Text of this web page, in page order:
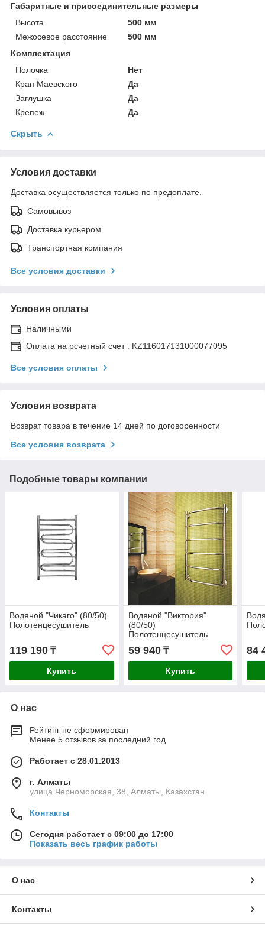
Габаритные и присоединительные размеры
Высота
500 мм
Межосевое расстояние
500 мм
Комплектация
Полочка
Нет
Кран Маевского
Да
Заглушка
Да
Крепеж
Да
Скрыть
Условия доставки
Доставка осуществляется только по предоплате.
Самовывоз
Доставка курьером
Транспортная компания
Все условия доставки
Условия оплаты
Наличными
Оплата на рсчетный счет : KZ116017131000077095
Все условия оплаты
Условия возврата
Возврат товара в течение 14 дней по договоренности
Все условия возврата
Подобные товары компании
Водяной "Чикаго" (80/50)
Полотенцесушитель
119 190 ₸
Купить
Водяной "Виктория"
(80/50)
Полотенцесушитель
59 940₸
Купить
84
О нас
Рейтинг не сформирован
Менее 5 отзывов за последний год
Работает с 28.01.2013
г. Алматы
улица Черноморская, 38, Алматы, Казахстан
Контакты
Сегодня работает с 09:00 до 17:00
Показать весь график работы
О нас
Контакты